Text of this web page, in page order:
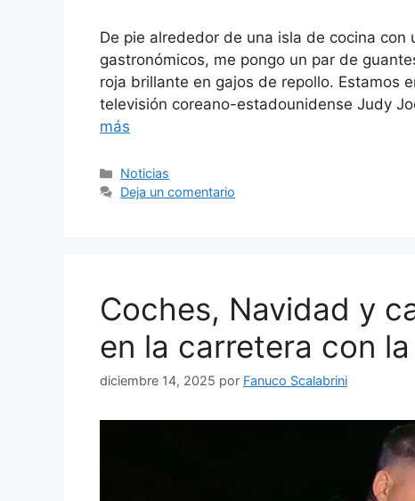
De pie alrededor de una isla de cocina
gastronómicos, me pongo un par de
roja brillante en gajos de repollo. Estamos
televisión coreano-estadounidense Judy
más
Categorías
Noticias
Deja un comentario
Coches, Navidad y
en la carretera con
diciembre 14, 2025 por Fanuco Scalabrini